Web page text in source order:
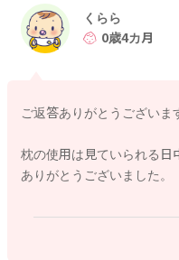
と思いますが、またご家族
どうぞよろしくお願いしま
くらら
0歳4カ月
ご返答ありがとうございま
枕の使用は見ていられる日
ありがとうございました。